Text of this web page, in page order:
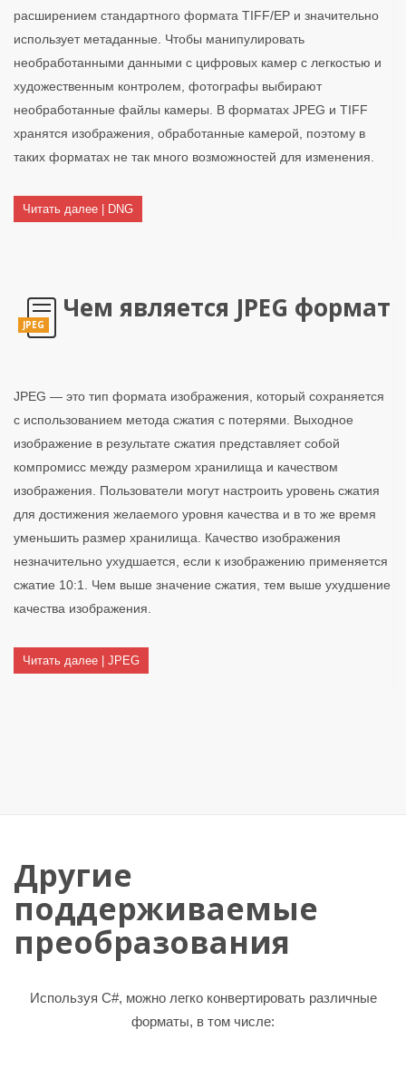
расширением стандартного формата TIFF/EP и значительно
использует метаданные. Чтобы манипулировать
необработанными данными с цифровых камер с легкостью и
художественным контролем, фотографы выбирают
необработанные файлы камеры. В форматах JPEG и TIFF
хранятся изображения, обработанные камерой, поэтому в
таких форматах не так много возможностей для изменения.
Читать далее | DNG
JPEG
Чем является JPEG формат
JPEG — это тип формата изображения, который сохраняется
с использованием метода сжатия с потерями. Выходное
изображение в результате сжатия представляет собой
компромисс между размером хранилища и качеством
изображения. Пользователи могут настроить уровень сжатия
для достижения желаемого уровня качества и в то же время
уменьшить размер хранилища. Качество изображения
незначительно ухудшается, если к изображению применяется
сжатие 10:1. Чем выше значение сжатия, тем выше ухудшение
качества изображения.
Читать далее | JPEG
Другие
поддерживаемые
преобразования
Используя C#, можно легко конвертировать различные
форматы, в том числе: